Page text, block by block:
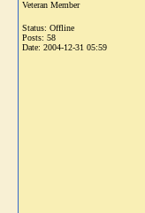
Veteran Member
Status: Offline
Posts: 58
Date: 2004-12-31 05:59